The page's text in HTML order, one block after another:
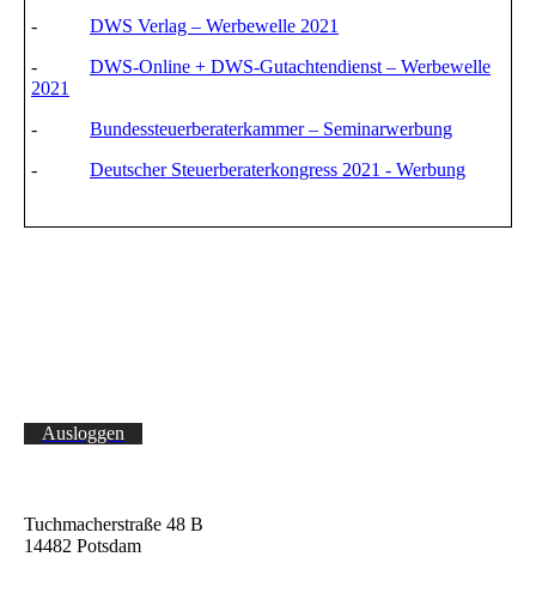
- DWS Verlag – Werbewelle 2021
- DWS-Online + DWS-Gutachtendienst – Werbewelle
2021
- Bundessteuerberaterkammer – Seminarwerbung
- Deutscher Steuerberaterkongress 2021 - Werbung
Ausloggen
Tuchmacherstraße 48 B
14482 Potsdam